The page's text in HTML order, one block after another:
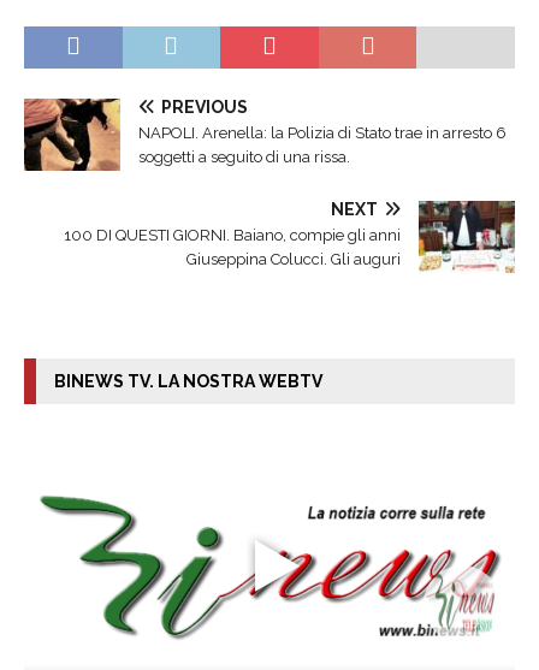
PREVIOUS
NAPOLI. Arenella: la Polizia di Stato trae in arresto 6
soggetti a seguito di una rissa.
NEXT
100 DI QUESTI GIORNI. Baiano, compie gli anni
Giuseppina Colucci. Gli auguri
BINEWS TV. LA NOSTRA WEBTV